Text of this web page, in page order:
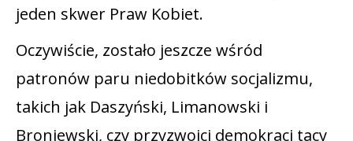
jeden skwer Praw Kobiet.
Oczywiście, zostało jeszcze wśród
patronów paru niedobitków socjalizmu,
takich jak Daszyński, Limanowski i
Broniewski, czy przyzwoici demokraci tacy